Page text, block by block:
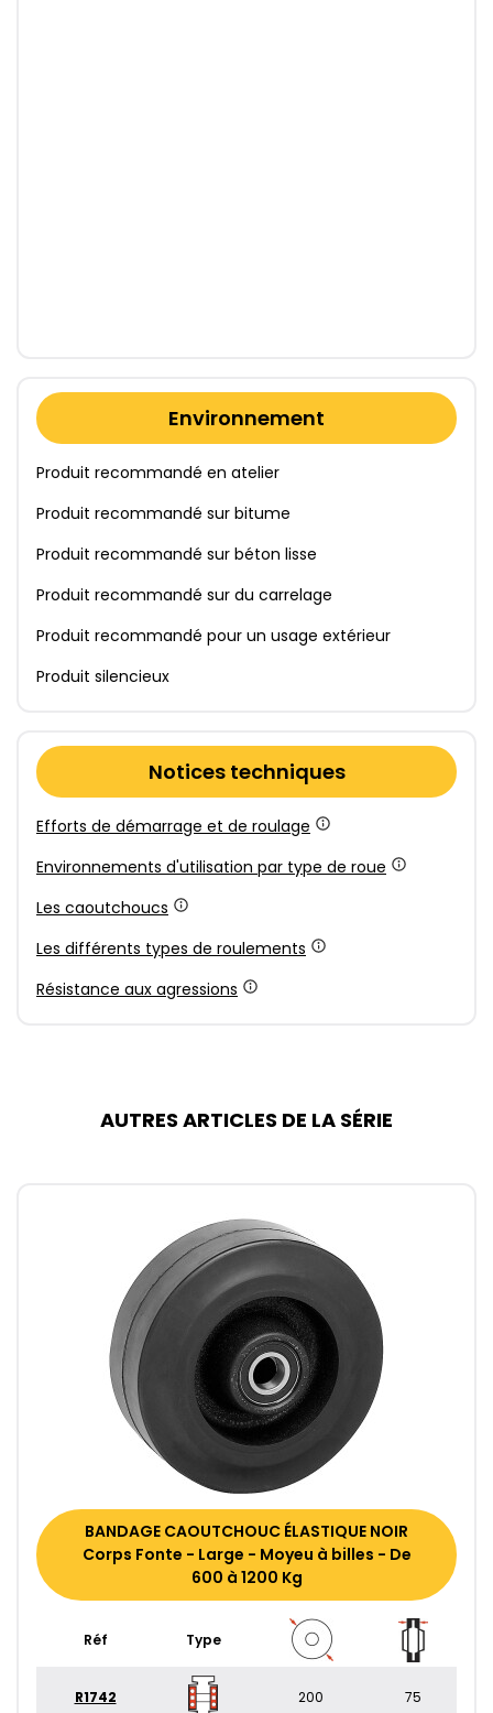
Environnement
Produit recommandé en atelier
Produit recommandé sur bitume
Produit recommandé sur béton lisse
Produit recommandé sur du carrelage
Produit recommandé pour un usage extérieur
Produit silencieux
Notices techniques
Efforts de démarrage et de roulage
Environnements d'utilisation par type de roue
Les caoutchoucs
Les différents types de roulements
Résistance aux agressions
AUTRES ARTICLES DE LA SÉRIE
BANDAGE CAOUTCHOUC ÉLASTIQUE NOIR
Corps Fonte - Large - Moyeu à billes - De
600 à 1200 Kg
Réf Type
R1742 200 75